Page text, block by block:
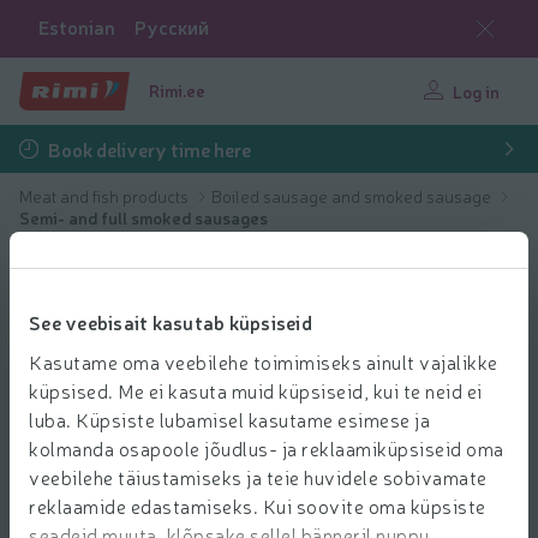
See veebisait kasutab küpsiseid
Kasutame oma veebilehe toimimiseks ainult vajalikke
küpsised. Me ei kasuta muid küpsiseid, kui te neid ei
luba. Küpsiste lubamisel kasutame esimese ja
kolmanda osapoole jõudlus- ja reklaamiküpsiseid oma
veebilehe täiustamiseks ja teie huvidele sobivamate
reklaamide edastamiseks. Kui soovite oma küpsiste
Estonian Русский
Rimi.ee Log in
Book delivery time here
Meat and fish products
Boiled sausage and smoked sausage
Semi- and full smoked sausages